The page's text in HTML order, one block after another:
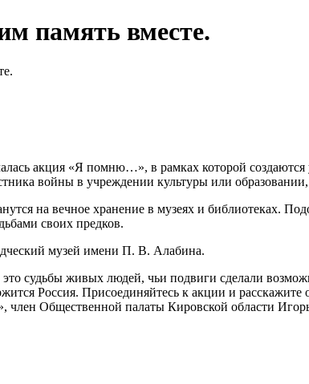
память вместе.
акция «Я помню…», в рамках которой
войны в учреждении культуры или
на вечное хранение в музеях и библиотеках.
своих предков.
музей имени П. В. Алабина.
судьбы живых людей, чьи подвиги сделали
Россия. Присоединяйтесь к акции и расскажите
член Общественной палаты Кировской области